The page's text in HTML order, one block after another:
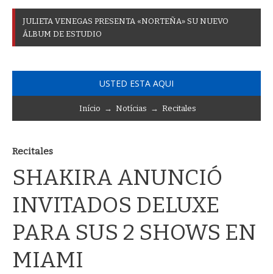
JULIETA VENEGAS PRESENTA «NORTEÑA» SU NUEVO
ÁLBUM DE ESTUDIO
USTED ESTA AQUI
Início → Notícias → Recitales
Recitales
SHAKIRA ANUNCIÓ
INVITADOS DELUXE
PARA SUS 2 SHOWS EN
MIAMI